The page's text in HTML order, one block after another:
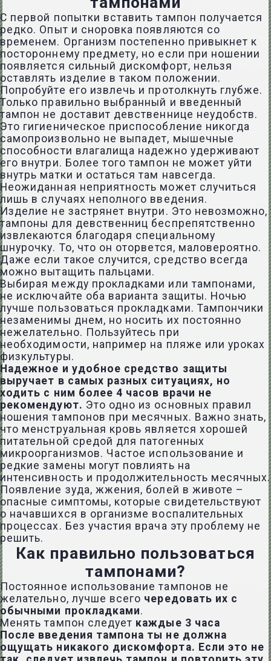
С первой попытки вставить тампон получается
редко. Опыт и сноровка появляются со
временем. Организм постепенно привыкнет к
постороннему предмету, но если при ношении
появляется сильный дискомфорт, нельзя
оставлять изделие в таком положении.
Попробуйте его извлечь и протолкнуть глубже.
Только правильно выбранный и введенный
тампон не доставит девственнице неудобств.
Это гигиеническое приспособление никогда
самопроизвольно не выпадет, мышечные
способности влагалища надежно удерживают
его внутри. Более того тампон не может уйти
внутрь матки и остаться там навсегда.
Неожиданная неприятность может случиться
лишь в случаях неполного введения.
Изделие не застрянет внутри. Это невозможно,
тампоны для девственниц беспрепятственно
извлекаются благодаря специальному
шнурочку. То, что он оторвется, маловероятно.
Даже если такое случится, средство всегда
можно вытащить пальцами.
Выбирая между прокладками или тампонами,
не исключайте оба варианта защиты. Ночью
лучше пользоваться прокладками. Тампончики
незаменимы днем, но носить их постоянно
нежелательно. Пользуйтесь при
необходимости, например на пляже или уроках
физкультуры.
Надежное и удобное средство защиты
выручает в самых разных ситуациях, но
ходить с ним более 4 часов врачи не
рекомендуют. Это одно из основных правил
ношения тампонов при месячных. Важно знать,
что менструальная кровь является хорошей
питательной средой для патогенных
микроорганизмов. Частое использование и
редкие замены могут повлиять на
интенсивность и продолжительность месячных.
Появление зуда, жжения, болей в животе –
опасные симптомы, которые свидетельствуют
о начавшихся в организме воспалительных
процессах. Без участия врача эту проблему не
решить.
Как правильно пользоваться
тампонами?
Постоянное использование тампонов не
желательно, лучше всего чередовать их с
обычными прокладками.
Менять тампон следует каждые 3 часа
После введения тампона ты не должна
ощущать никакого дискомфорта. Если это не